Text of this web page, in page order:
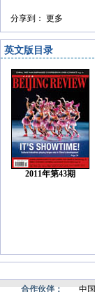
分享到： 更多
英文版目录
2011年第43期
合作伙伴：
中